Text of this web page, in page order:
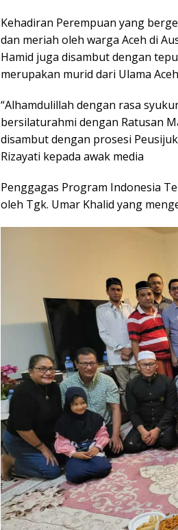
Kehadiran Perempuan yang
dan meriah oleh warga Aceh di
Hamid juga disambut dengan
merupakan murid dari Ulama
“Alhamdulillah dengan rasa
bersilaturahmi dengan Ratusan
disambut dengan prosesi
Rizayati kepada awak media
Penggagas Program Indonesia
oleh Tgk. Umar Khalid yang